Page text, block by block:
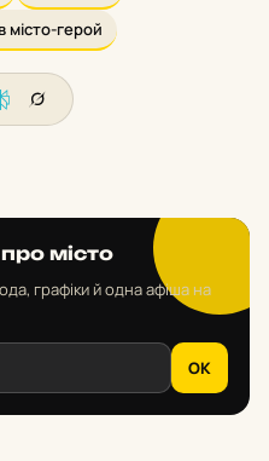
місто-герой
місто
графіки й одна афіша на
OK